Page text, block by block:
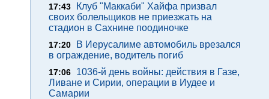
17:43
Клуб "Маккаби" Хайфа призвал
своих болельщиков не приезжать на
стадион в Сахнине поодиночке
17:20
В Иерусалиме автомобиль врезался
в ограждение, водитель погиб
17:06
1036-й день войны: действия в Газе,
Ливане и Сирии, операции в Иудее и
Самарии